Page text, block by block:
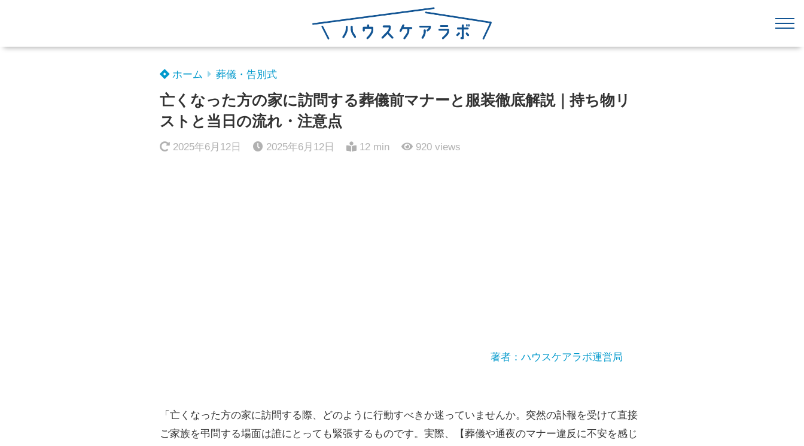
ホーム 葬儀・告別式
亡くなった方の家に訪問する葬儀前マナーと服装徹底解説｜持ち物リ
ストと当日の流れ・注意点
2025年6月12日 2025年6月12日 12 min 920 views
著者：ハウスケアラボ運営局
「亡くなった方の家に訪問する際、どのように行動すべきか迷っていませんか。突然の訃報を受けて直接
ご家族を弔問する場面は誰にとっても緊張するものです。実際、【葬儀や通夜のマナー違反に不安を感じ